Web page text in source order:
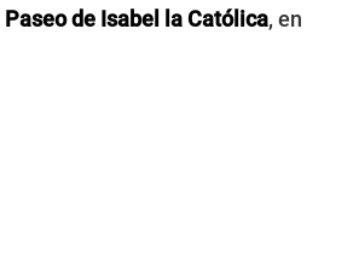
Paseo de Isabel la Católica, en